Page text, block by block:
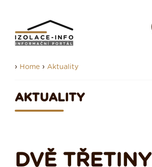
› Home › Aktuality
AKTUALITY
DVĚ TŘETINY